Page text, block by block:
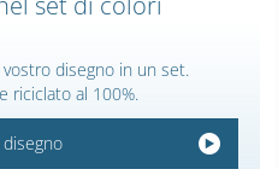
disegno in un set.
riciclato al 100%.